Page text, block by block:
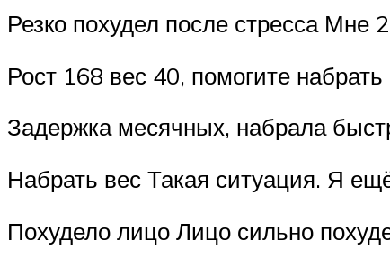
Резко похудел после стресса Мне
Рост 168 вес 40, помогите
Задержка месячных, набрала
Набрать вес Такая ситуация. Я
Похудело лицо Лицо сильно